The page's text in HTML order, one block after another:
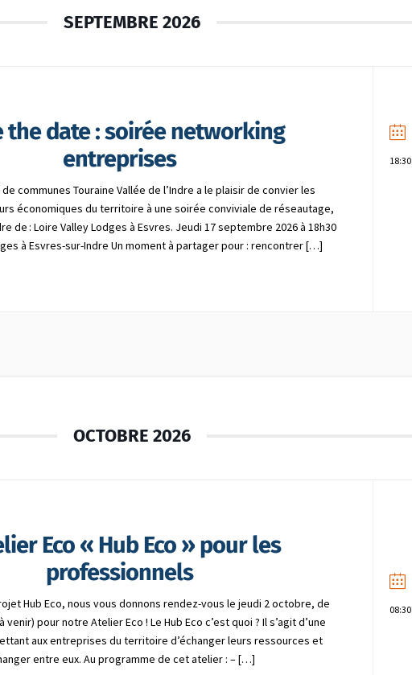
SEPTEMBRE 2026
the date : soirée networking
entreprises
de communes Touraine Vallée de l’Indre a le plaisir de convier les
économiques du territoire à une soirée conviviale de réseautage,
de : Loire Valley Lodges à Esvres. Jeudi 17 septembre 2026 à 18h30
à Esvres-sur-Indre Un moment à partager pour : rencontrer […]
18:30
OCTOBRE 2026
Eco « Hub Eco » pour les
professionnels
Hub Eco, nous vous donnons rendez-vous le jeudi 2 octobre, de
venir) pour notre Atelier Eco ! Le Hub Eco c’est quoi ? Il s’agit d’une
aux entreprises du territoire d’échanger leurs ressources et
entre eux. Au programme de cet atelier : – […]
08:30